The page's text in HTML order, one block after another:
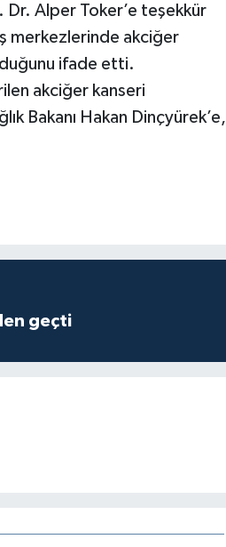
Alper Toker’e teşekkür
merkezlerinde akciğer
ifade etti.
akciğer kanseri
Bakanı Hakan Dinçyürek’e,
geçti